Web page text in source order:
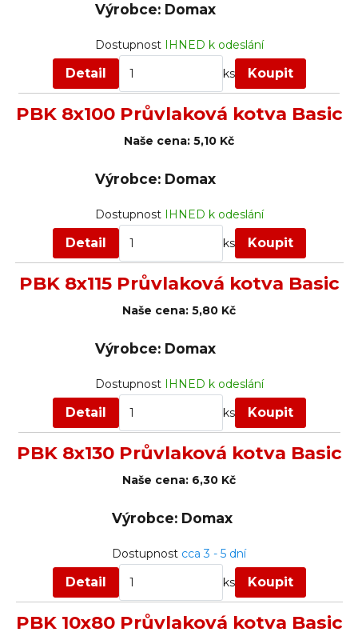
Výrobce: Domax
DostupnostIHNED k odeslání
Detail ks Koupit
PBK 8x100 Průvlaková kotva Basic
Naše cena: 5,10 Kč
Výrobce: Domax
DostupnostIHNED k odeslání
Detail ks Koupit
PBK 8x115 Průvlaková kotva Basic
Naše cena: 5,80 Kč
Výrobce: Domax
DostupnostIHNED k odeslání
Detail ks Koupit
PBK 8x130 Průvlaková kotva Basic
Naše cena: 6,30 Kč
Výrobce: Domax
Dostupnost cca 3 - 5 dní
Detail ks Koupit
PBK 10x80 Průvlaková kotva Basic